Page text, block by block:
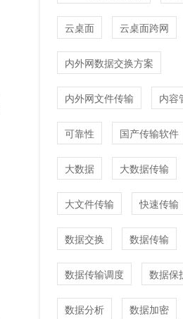
云桌面 云桌面跨网
内外网数据交换方案
内外网文件传输 内容
可靠性 国产传输软件
大数据 大数据传输
大文件传输 快速传输
数据交换 数据传输
数据传输调度 数据保
数据分析 数据加密